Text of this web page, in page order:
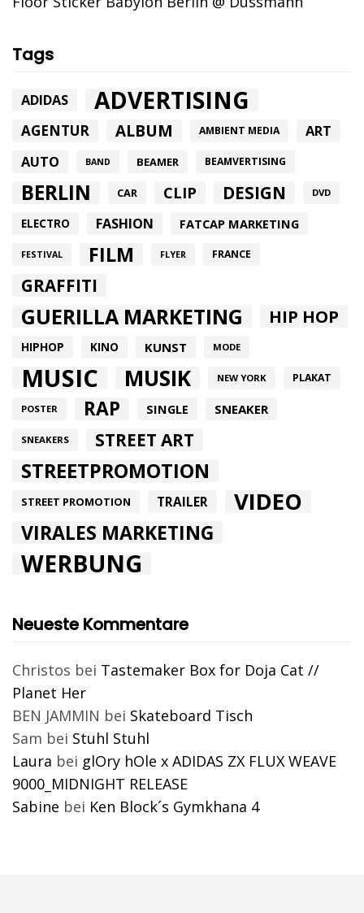
Tags
ADIDAS ADVERTISING
AGENTUR ALBUM AMBIENT MEDIA ART
AUTO BAND BEAMER BEAMVERTISING
BERLIN CAR CLIP DESIGN DVD
ELECTRO FASHION FATCAP MARKETING
FESTIVAL FILM FLYER FRANCE
GRAFFITI
GUERILLA MARKETING HIP HOP
HIPHOP KINO KUNST MODE
MUSIC MUSIK NEW YORK PLAKAT
POSTER RAP SINGLE SNEAKER
SNEAKERS STREET ART
STREETPROMOTION
STREET PROMOTION TRAILER VIDEO
VIRALES MARKETING
WERBUNG
Neueste Kommentare
Christos bei Tastemaker Box for Doja Cat //
Planet Her
BEN JAMMIN bei Skateboard Tisch
Sam bei Stuhl Stuhl
Laura bei glOry hOle x ADIDAS ZX FLUX WEAVE
9000_MIDNIGHT RELEASE
Sabine bei Ken Block´s Gymkhana 4